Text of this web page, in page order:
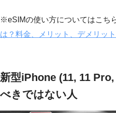
※eSIMの使い方についてはこち
は？料金、メリット、デメリッ
新型iPhone (11, 11
べきではない人